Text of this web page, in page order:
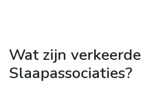
Wat zijn verkeerde
Slaapassociaties?